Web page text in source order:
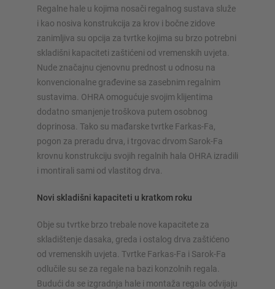
Regalne hale u kojima nosači regalnog sustava služe
i kao nosiva konstrukcija za krov i bočne zidove
zanimljiva su opcija za tvrtke kojima su brzo potrebni
skladišni kapaciteti zaštićeni od vremenskih uvjeta.
Nude značajnu cjenovnu prednost u odnosu na
konvencionalne građevine sa zasebnim regalnim
sustavima. OHRA omogućuje svojim klijentima
dodatno smanjenje troškova putem osobnog
doprinosa. Tako su mađarske tvrtke Farkas-Fa,
pogon za preradu drva, i trgovac drvom Sarok-Fa
krovnu konstrukciju svojih regalnih hala OHRA izradili
i montirali sami od vlastitog drva.
Novi skladišni kapaciteti u kratkom roku
Obje su tvrtke brzo trebale nove kapacitete za
skladištenje dasaka, greda i ostalog drva zaštićeno
od vremenskih uvjeta. Tvrtke Farkas-Fa i Sarok-Fa
odlučile su se za regale na bazi konzolnih regala.
Budući da se izgradnja hale i montaža regala odvijaju
SUSTAVI SKLADIŠTENJA
Paletni regal
Regali na pokretnim kolicama
Automatski sustavi skladištenja
Regalne hale
Vertikalni sustavi regala
Planirajte svoj sustav polica individualno s našim
konfiguratorima – uključujući izravni upit